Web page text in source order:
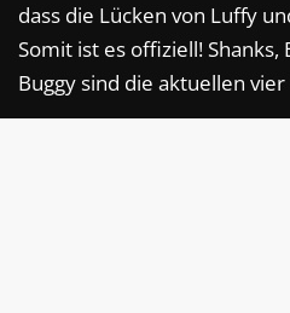
dass die Lücken von Luffy
Somit ist es offiziell! Shanks,
Buggy sind die aktuellen